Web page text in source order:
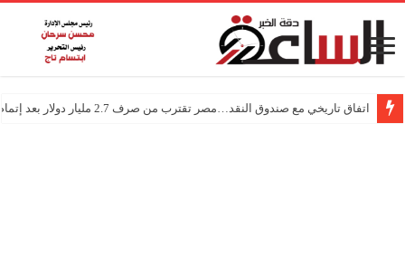
اتفاق تاريخي مع صندوق النقد…مصر تقترب من صرف 2.7 مليار دولار بعد إتمام المراجعتين